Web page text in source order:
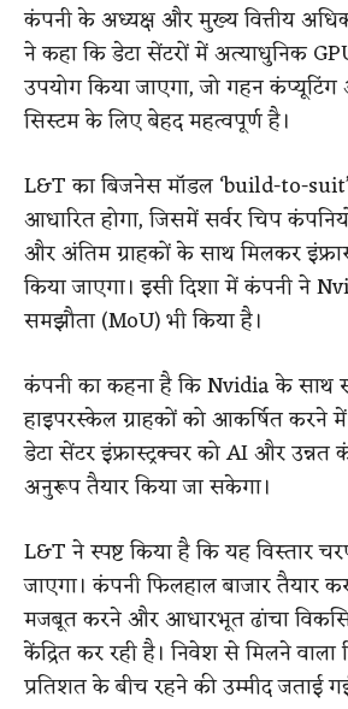
कंपनी के अध्यक्ष और मुख्य वित्तीय
ने कहा कि डेटा सेंटरों में अत्याधुनिक
उपयोग किया जाएगा, जो गहन
सिस्टम के लिए बेहद महत्वपूर्ण है।
L&T का बिजनेस मॉडल ‘build-to-
आधारित होगा, जिसमें सर्वर चिप
और अंतिम ग्राहकों के साथ मिलकर
किया जाएगा। इसी दिशा में कंपनी ने
समझौता (MoU) भी किया है।
कंपनी का कहना है कि Nvidia के साथ
हाइपरस्केल ग्राहकों को आकर्षित करने
डेटा सेंटर इंफ्रास्ट्रक्चर को AI और
अनुरूप तैयार किया जा सकेगा।
L&T ने स्पष्ट किया है कि यह विस्तार
जाएगा। कंपनी फिलहाल बाजार तैयार
मजबूत करने और आधारभूत ढांचा
केंद्रित कर रही है। निवेश से मिलने वाला
प्रतिशत के बीच रहने की उम्मीद जताई